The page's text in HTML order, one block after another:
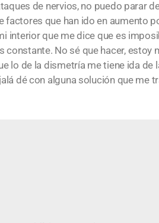
de nervios, no puedo parar
factores que han ido en aumento
interior que me dice que es
constante. No sé que hacer,
lo de la dismetría me tiene ida de
dé con alguna solución que me